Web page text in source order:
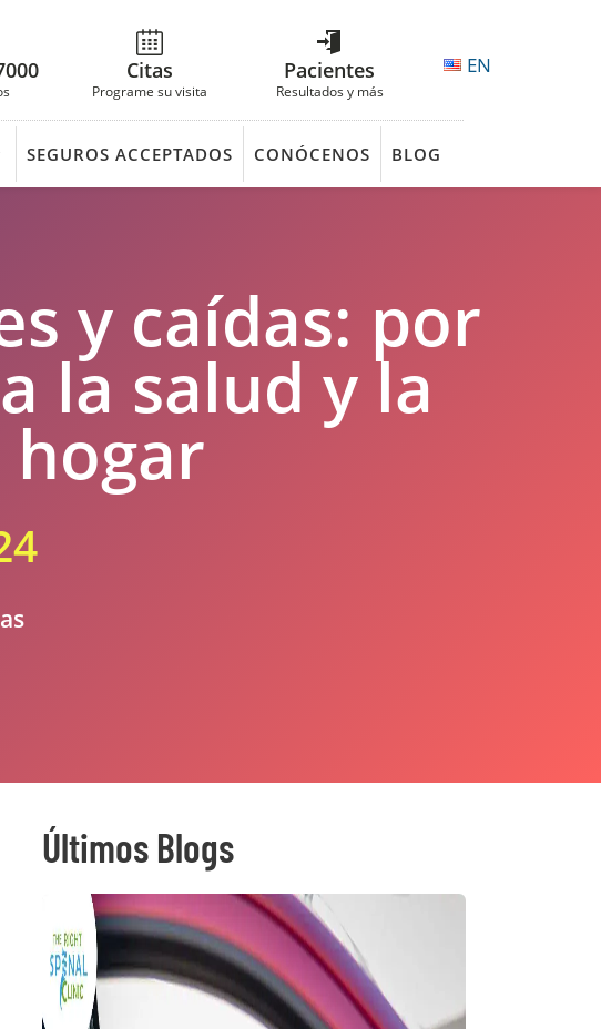
Citas
Programe su visita
Pacientes
Resultados y más
EN
SEGUROS ACCEPTADOS CONÓCENOS BLOG
y caídas: por
la salud y la
Últimos Blogs